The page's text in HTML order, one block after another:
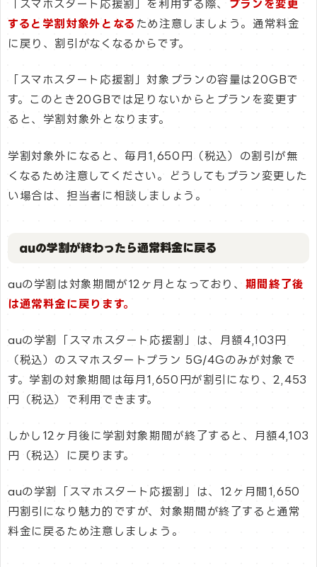
「スマホスタート応援割」を利用する際、
プランを変更
すると学割対象外となる ため注意しましょう。通常料金
に戻り、割引がなくなるからです。
「スマホスタート応援割」対象プランの容量は20GBで
す。このとき20GBでは足りないからとプランを変更す
ると、学割対象外となります。
学割対象外になると、毎月1,650円（税込）の割引が無
くなるため注意してください。どうしてもプラン変更した
い場合は、担当者に相談しましょう。
auの学割が終わったら通常料金に戻る
auの学割は対象期間が12ヶ月となっており、 期間終了後
は通常料金に戻ります。
auの学割「スマホスタート応援割」は、月額4,103円
（税込）のスマホスタートプラン 5G/4Gのみが対象で
す。学割の対象期間は毎月1,650円が割引になり、2,453
円（税込）で利用できます。
しかし12ヶ月後に学割対象期間が終了すると、月額4,103
円（税込）に戻ります。
auの学割「スマホスタート応援割」は、12ヶ月間1,650
円割引になり魅力的ですが、対象期間が終了すると通常
料金に戻るため注意しましょう。